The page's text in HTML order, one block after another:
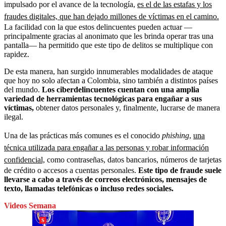
impulsado por el avance de la tecnología, es el de las estafas y los
fraudes digitales, que han dejado millones de víctimas en el camino.
La facilidad con la que estos delincuentes pueden actuar —
principalmente gracias al anonimato que les brinda operar tras una
pantalla— ha permitido que este tipo de delitos se multiplique con
rapidez.
De esta manera, han surgido innumerables modalidades de ataque
que hoy no solo afectan a Colombia, sino también a distintos países
del mundo. Los ciberdelincuentes cuentan con una amplia
variedad de herramientas tecnológicas para engañar a sus
víctimas, obtener datos personales y, finalmente, lucrarse de manera
ilegal.
Una de las prácticas más comunes es el conocido phishing, una
técnica utilizada para engañar a las personas y robar información
confidencial, como contraseñas, datos bancarios, números de tarjetas
de crédito o accesos a cuentas personales. Este tipo de fraude suele
llevarse a cabo a través de correos electrónicos, mensajes de
texto, llamadas telefónicas o incluso redes sociales.
Videos Semana